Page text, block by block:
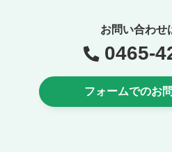
お問い合わせ
0465-
フォームでのお